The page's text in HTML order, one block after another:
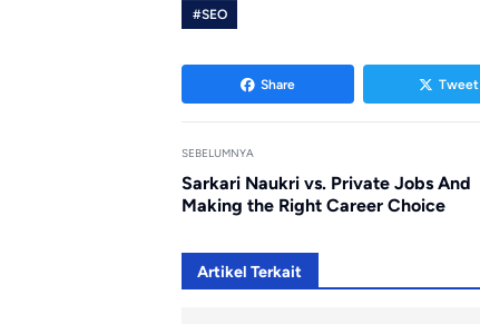
#SEO
Share Tweet
SEBELUMNYA
Sarkari Naukri vs. Private Jobs And
Making the Right Career Choice
Artikel Terkait